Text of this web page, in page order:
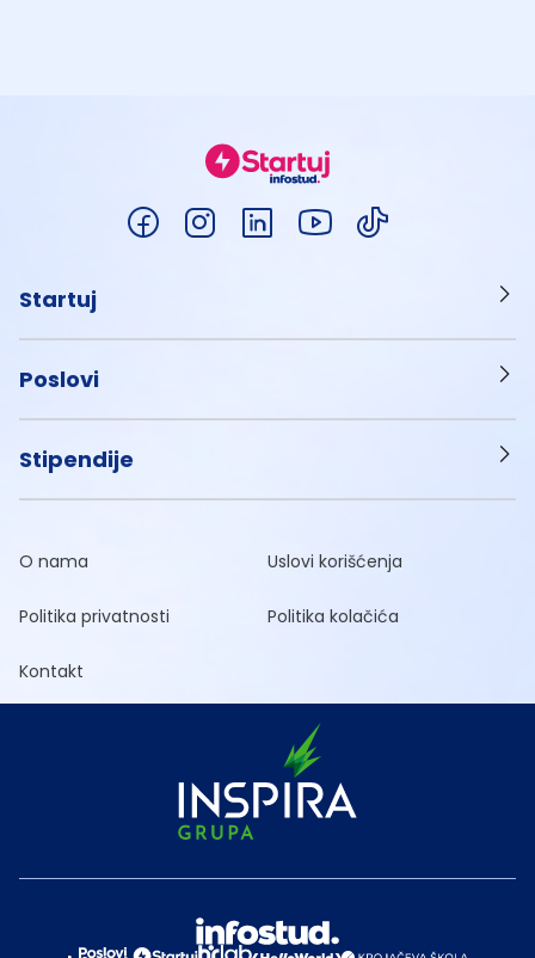
Startuj
Poslovi
Stipendije
O nama Uslovi korišćenja
Politika privatnosti Politika kolačića
Kontakt